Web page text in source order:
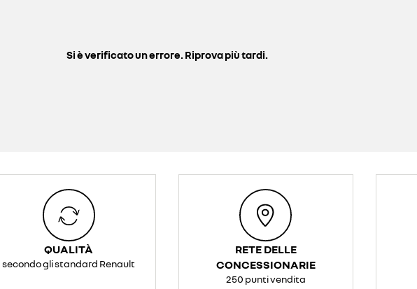
Si è verificato un errore. Riprova più tardi.
QUALITÀ
secondo gli standard Renault
RETE DELLE
CONCESSIONARIE
250 punti vendita